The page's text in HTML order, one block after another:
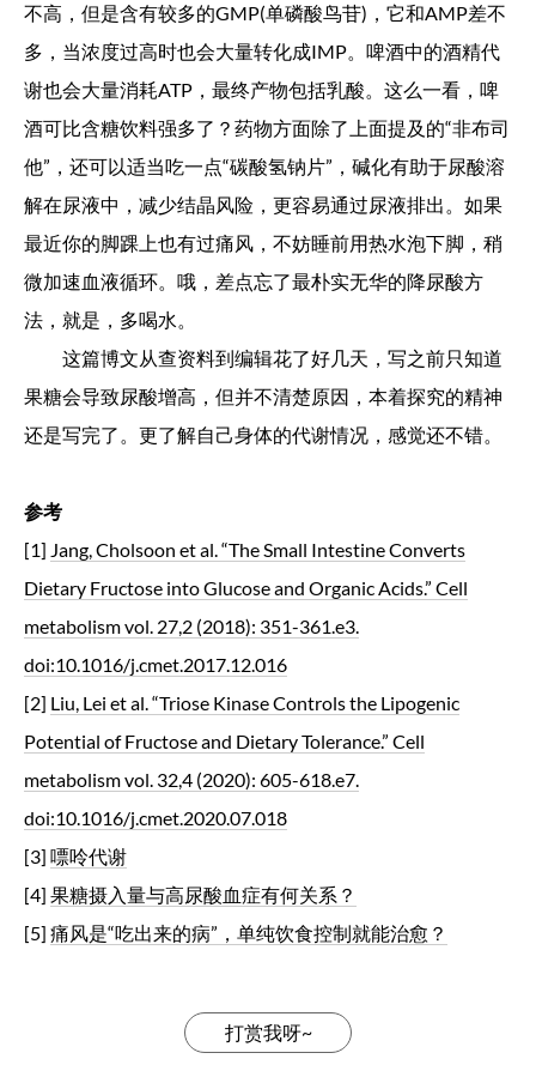
不高，但是含有较多的GMP(单磷酸鸟苷)，它和AMP差不
多，当浓度过高时也会大量转化成IMP。啤酒中的酒精代
谢也会大量消耗ATP，最终产物包括乳酸。这么一看，啤
酒可比含糖饮料强多了？药物方面除了上面提及的“非布司
他”，还可以适当吃一点“碳酸氢钠片”，碱化有助于尿酸溶
解在尿液中，减少结晶风险，更容易通过尿液排出。如果
最近你的脚踝上也有过痛风，不妨睡前用热水泡下脚，稍
微加速血液循环。哦，差点忘了最朴实无华的降尿酸方
法，就是，多喝水。
这篇博文从查资料到编辑花了好几天，写之前只知道
果糖会导致尿酸增高，但并不清楚原因，本着探究的精神
还是写完了。更了解自己身体的代谢情况，感觉还不错。
参考
[1] Jang, Cholsoon et al. “The Small Intestine Converts
Dietary Fructose into Glucose and Organic Acids.” Cell
metabolism vol. 27,2 (2018): 351-361.e3.
doi:10.1016/j.cmet.2017.12.016
[2] Liu, Lei et al. “Triose Kinase Controls the Lipogenic
Potential of Fructose and Dietary Tolerance.” Cell
metabolism vol. 32,4 (2020): 605-618.e7.
doi:10.1016/j.cmet.2020.07.018
[3] 嘌呤代谢
[4] 果糖摄入量与高尿酸血症有何关系？
[5] 痛风是“吃出来的病”，单纯饮食控制就能治愈？
打赏我呀~